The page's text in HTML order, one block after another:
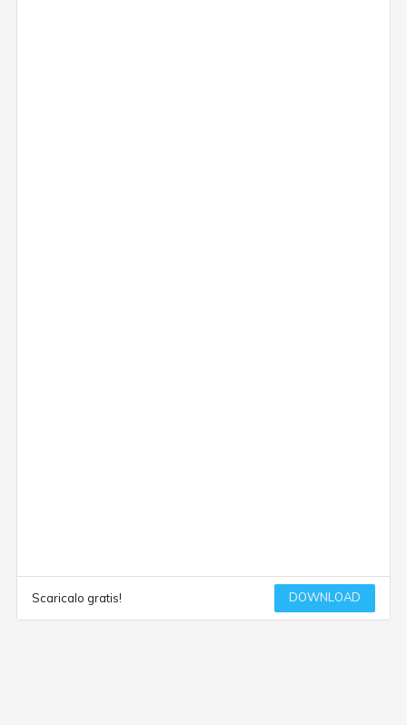
Scaricalo gratis! DOWNLOAD